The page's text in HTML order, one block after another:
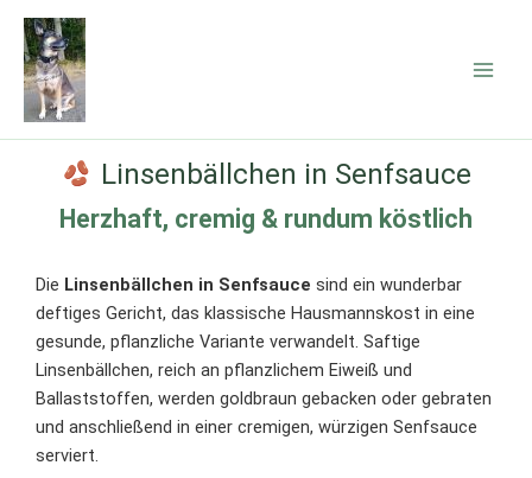
Zum
Inhalt
springen
Linsenbällchen in Senfsauce
Herzhaft, cremig & rundum köstlich
Die Linsenbällchen in Senfsauce sind ein wunderbar
deftiges Gericht, das klassische Hausmannskost in eine
gesunde, pflanzliche Variante verwandelt. Saftige
Linsenbällchen, reich an pflanzlichem Eiweiß und
Ballaststoffen, werden goldbraun gebacken oder gebraten
und anschließend in einer cremigen, würzigen Senfsauce
serviert.